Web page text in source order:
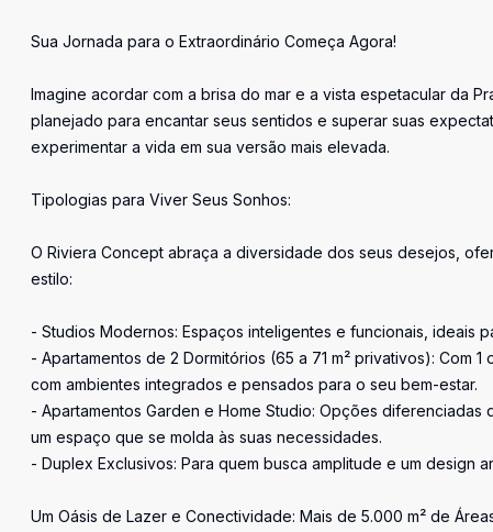
Sua Jornada para o Extraordinário Começa Agora!
Imagine acordar com a brisa do mar e a vista espetacular da
planejado para encantar seus sentidos e superar suas
experimentar a vida em sua versão mais elevada.
Tipologias para Viver Seus Sonhos:
O Riviera Concept abraça a diversidade dos seus desejos,
estilo:
- Studios Modernos: Espaços inteligentes e funcionais, ideais
- Apartamentos de 2 Dormitórios (65 a 71 m² privativos): Com
com ambientes integrados e pensados para o seu bem-estar.
- Apartamentos Garden e Home Studio: Opções
um espaço que se molda às suas necessidades.
- Duplex Exclusivos: Para quem busca amplitude e um
Um Oásis de Lazer e Conectividade: Mais de 5.000 m² de